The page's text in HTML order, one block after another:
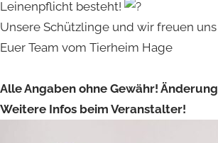
Leinenpflicht besteht!
Unsere Schützlinge und wir freuen
Euer Team vom Tierheim Hage
Alle Angaben ohne Gewähr!
Weitere Infos beim Veranstalter!